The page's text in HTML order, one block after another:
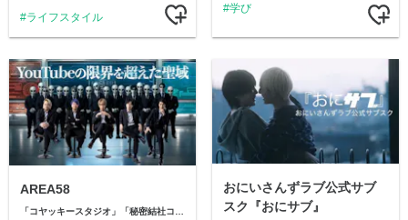
ライフスタイル
学び
AREA58
「コヤッキースタジオ」「秘密結社コヤミナティ」
おにいさんずラブ公式サブ
スク『おにサブ』